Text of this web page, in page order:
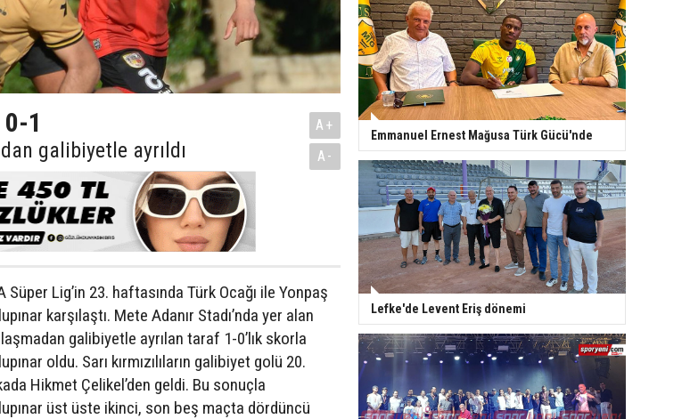
1
galibiyetle ayrıldı
A+
A-
Süper Lig’in 23. haftasında Türk Ocağı ile Yonpaş
karşılaştı. Mete Adanır Stadı’nda yer alan
galibiyetle ayrılan taraf 1-0’lık skorla
oldu. Sarı kırmızılıların galibiyet golü 20.
Hikmet Çelikel’den geldi. Bu sonuçla
üst üste ikinci, son beş maçta dördüncü
Emmanuel Ernest Mağusa Türk Gücü'nde
Lefke'de Levent Eriş dönemi